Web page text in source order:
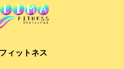
ィットネス